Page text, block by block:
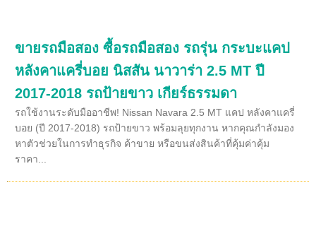
ขายรถมือสอง ซื้อรถมือสอง รถรุ่น กระบะแคป
หลังคาแครี่บอย นิสสัน นาวาร่า 2.5 MT ปี
2017-2018 รถป้ายขาว เกียร์ธรรมดา
รถใช้งานระดับมืออาชีพ! Nissan Navara 2.5 MT แคป หลังคาแครี่
บอย (ปี 2017-2018) รถป้ายขาว พร้อมลุยทุกงาน หากคุณกำลังมอง
หาตัวช่วยในการทำธุรกิจ ค้าขาย หรือขนส่งสินค้าที่คุ้มค่าคุ้ม
ราคา...